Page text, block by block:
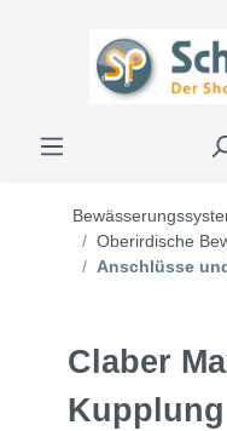
Oberirdische
Anschlüsse
Claber